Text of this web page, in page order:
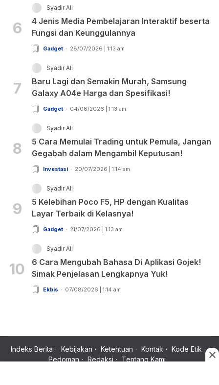
6
Syadir Ali
4 Jenis Media Pembelajaran Interaktif beserta
Fungsi dan Keunggulannya
Gadget 28/07/2026 | 1:13 am
7
Syadir Ali
Baru Lagi dan Semakin Murah, Samsung
Galaxy A04e Harga dan Spesifikasi!
Gadget 04/08/2026 | 1:13 am
8
Syadir Ali
5 Cara Memulai Trading untuk Pemula, Jangan
Gegabah dalam Mengambil Keputusan!
Investasi 20/07/2026 | 1:14 am
9
Syadir Ali
5 Kelebihan Poco F5, HP dengan Kualitas
Layar Terbaik di Kelasnya!
Gadget 21/07/2026 | 1:13 am
10
Syadir Ali
6 Cara Mengubah Bahasa Di Aplikasi Gojek!
Simak Penjelasan Lengkapnya Yuk!
Ekbis 07/08/2026 | 1:14 am
Indeks Berita Kebijakan Ketentuan Kontak
Kode Etik
Pedoman
Redaksi Tentang Kami